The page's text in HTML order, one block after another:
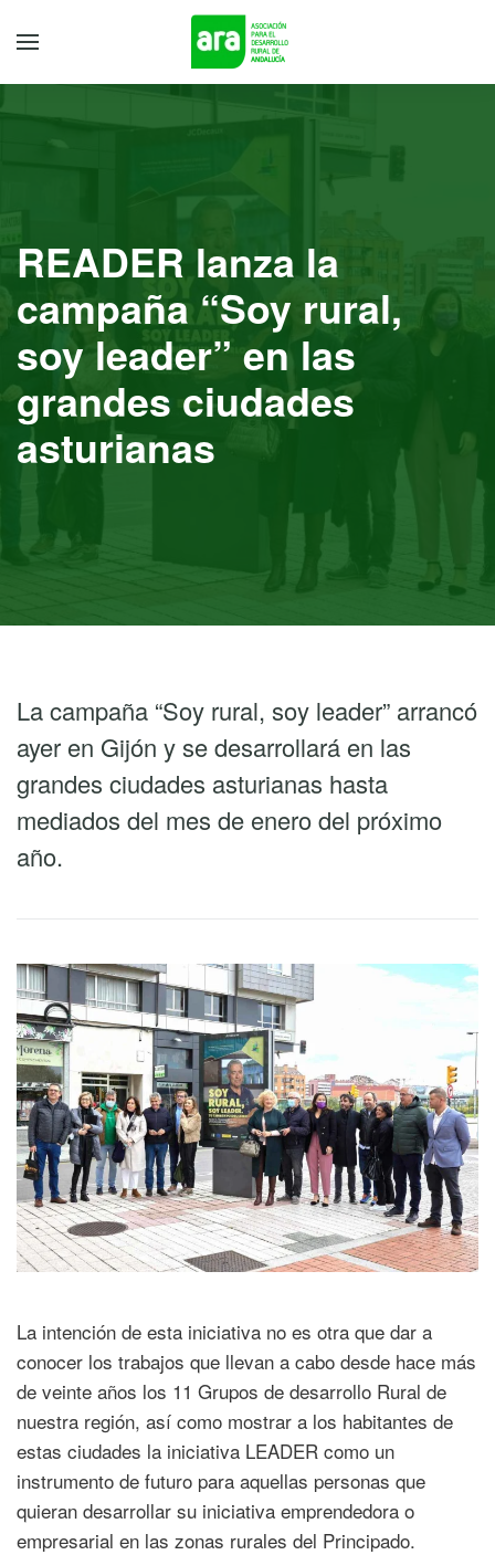
READER lanza la
campaña “Soy rural,
soy leader” en las
grandes ciudades
asturianas
La campaña “Soy rural, soy leader” arrancó
ayer en Gijón y se desarrollará en las
grandes ciudades asturianas hasta
mediados del mes de enero del próximo
año.
La intención de esta iniciativa no es otra que dar a
conocer los trabajos que llevan a cabo desde hace más
de veinte años los 11 Grupos de desarrollo Rural de
nuestra región, así como mostrar a los habitantes de
estas ciudades la iniciativa LEADER como un
instrumento de futuro para aquellas personas que
quieran desarrollar su iniciativa emprendedora o
empresarial en las zonas rurales del Principado.